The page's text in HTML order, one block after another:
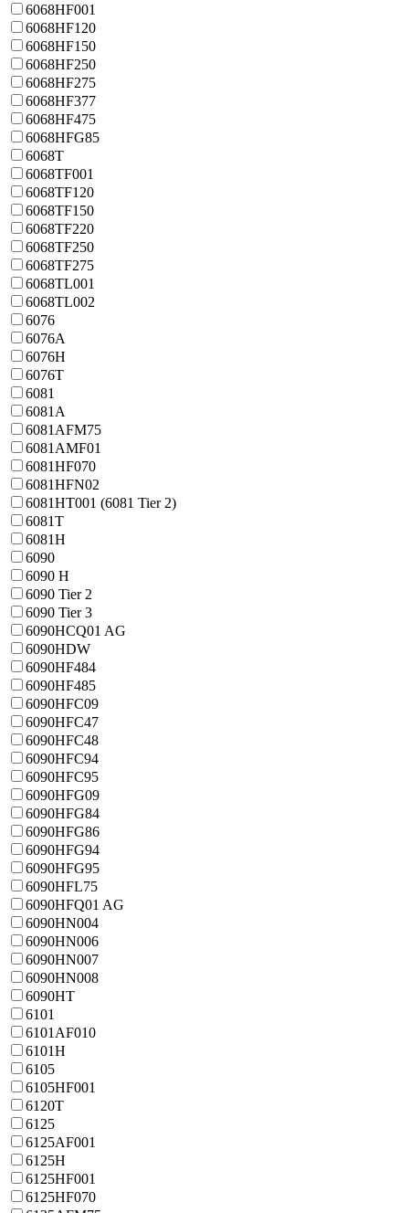
6068HF001
6068HF120
6068HF150
6068HF250
6068HF275
6068HF377
6068HF475
6068HFG85
6068T
6068TF001
6068TF120
6068TF150
6068TF220
6068TF250
6068TF275
6068TL001
6068TL002
6076
6076A
6076H
6076T
6081
6081A
6081AFM75
6081AMF01
6081HF070
6081HFN02
6081HT001 (6081 Tier 2)
6081T
6081Н
6090
6090 H
6090 Tier 2
6090 Tier 3
6090HCQ01 AG
6090HDW
6090HF484
6090HF485
6090HFC09
6090HFC47
6090HFC48
6090HFC94
6090HFC95
6090HFG09
6090HFG84
6090HFG86
6090HFG94
6090HFG95
6090HFL75
6090HFQ01 AG
6090HN004
6090HN006
6090HN007
6090HN008
6090HT
6101
6101AF010
6101H
6105
6105HF001
6120T
6125
6125AF001
6125H
6125HF001
6125HF070